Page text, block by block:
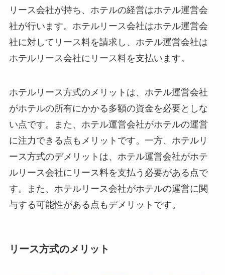
リース会社が持ち、ホテルの経営はホテル運営会
社が行います。ホテルリース会社はホテル運営会
社に対してリース料を請求し、ホテル運営会社は
ホテルリース会社にリース料を支払います。
ホテルリース方式のメリットは、 ホテル運営会社
がホテルの所有にかかる多額の資金を必要としな
い点です。また、 ホテル運営会社がホテルの運営
に注力できる 点もメリットです。一方、ホテルリ
ース方式のデメリットは、 ホテル運営会社がホテ
ルリース会社にリース料を支払う必要がある 点で
す。また、 ホテルリース会社がホテルの運営に関
与する可能性がある 点もデメリットです。
リース方式のメリット